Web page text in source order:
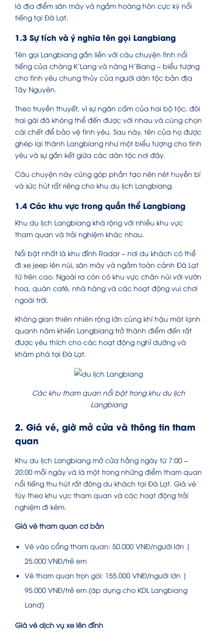
là địa điểm săn mây và ngắm hoàng hôn cực kỳ nổi
tiếng tại Đà Lạt.
1.3 Sự tích và ý nghĩa tên gọi Langbiang
Tên gọi Langbiang gắn liền với câu chuyện tình nổi
tiếng của chàng K’Lang và nàng H’Biang – biểu tượng
cho tình yêu chung thủy của người dân tộc bản địa
Tây Nguyên.
Theo truyền thuyết, vì sự ngăn cấm của hai bộ tộc, đôi
trai gái đã không thể đến được với nhau và cùng chọn
cái chết để bảo vệ tình yêu. Sau này, tên của họ được
ghép lại thành Langbiang như một biểu tượng cho tình
yêu và sự gắn kết giữa các dân tộc nơi đây.
Câu chuyện này cũng góp phần tạo nên nét huyền bí
và sức hút rất riêng cho khu du lịch Langbiang.
1.4 Các khu vực trong quần thể Langbiang
Khu du lịch Langbiang khá rộng với nhiều khu vực
tham quan và trải nghiệm khác nhau.
Nổi bật nhất là khu đỉnh Radar – nơi du khách có thể
đi xe jeep lên núi, săn mây và ngắm toàn cảnh Đà Lạt
từ trên cao. Ngoài ra còn có khu vực chân núi với vườn
hoa, quán café, nhà hàng và các hoạt động vui chơi
ngoài trời.
Không gian thiên nhiên rộng lớn cùng khí hậu mát lạnh
quanh năm khiến Langbiang trở thành điểm đến rất
được yêu thích cho các hoạt động nghỉ dưỡng và
khám phá tại Đà Lạt.
Các khu tham quan nổi bật trong khu du lịch
Langbiang
2. Giá vé, giờ mở cửa và thông tin tham
quan
Khu du lịch Langbiang mở cửa hằng ngày từ 7:00 –
20:00 mỗi ngày và là một trong những điểm tham quan
nổi tiếng thu hút rất đông du khách tại Đà Lạt. Giá vé
tùy theo khu vực tham quan và các hoạt động trải
nghiệm đi kèm.
Giá vé tham quan cơ bản
Vé vào cổng tham quan: 50.000 VNĐ/người lớn |
25.000 VNĐ/trẻ em
Vé tham quan trọn gói: 155.000 VNĐ/người lớn |
95.000 VNĐ/trẻ em (áp dụng cho KDL Langbiang
Land)
Giá vé dịch vụ xe lên đỉnh